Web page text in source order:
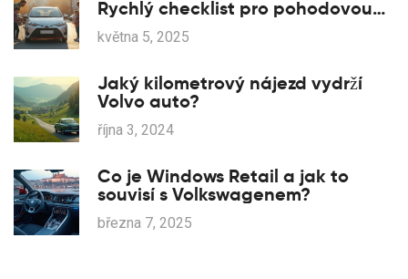
Rychlý checklist pro pohodovou
cestu
května 5, 2025
Jaký kilometrový nájezd vydrží
Volvo auto?
října 3, 2024
Co je Windows Retail a jak to
souvisí s Volkswagenem?
března 7, 2025